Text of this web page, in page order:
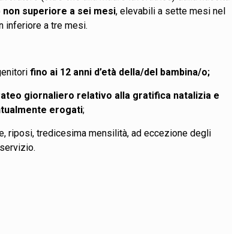
superiore a sei mesi, elevabili a sette mesi nel
inferiore a tre mesi.
fino ai 12 anni d’età della/del bambina/o;
giornaliero relativo alla gratifica natalizia e
erogati;
riposi, tredicesima mensilità, ad eccezione degli